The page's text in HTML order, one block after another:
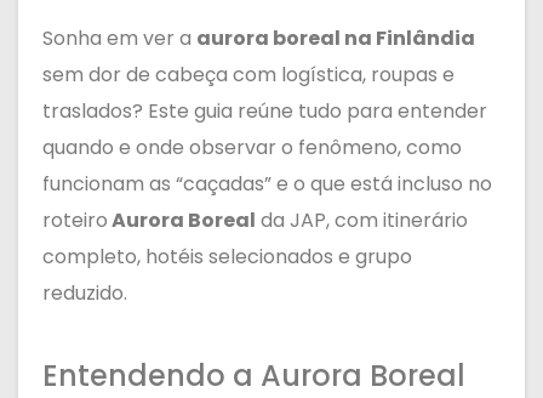
Sonha em ver a aurora boreal na Finlândia
sem dor de cabeça com logística, roupas e
traslados? Este guia reúne tudo para entender
quando e onde observar o fenômeno, como
funcionam as “caçadas” e o que está incluso no
roteiroAurora Boreal da JAP, com itinerário
completo, hotéis selecionados e grupo
reduzido.
Entendendo a Aurora Boreal